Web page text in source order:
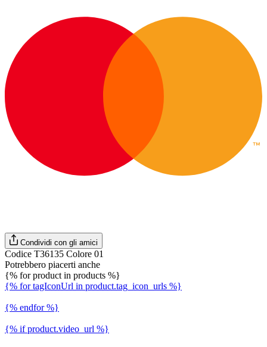
Condividi con gli amici
Codice T36135 Colore 01
Potrebbero piacerti anche
{% for product in products %}
{% for tagIconUrl in product.tag_icon_urls %}
{% endfor %}
{% if product.video_url %}